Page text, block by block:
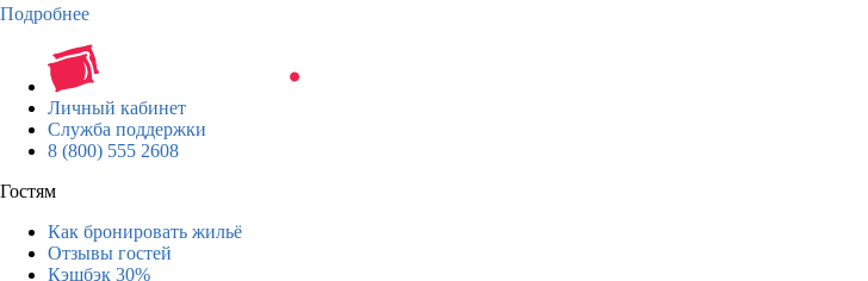
Подробнее
Личный кабинет
Служба поддержки
8 (800) 555 2608
Гостям
Как бронировать жильё
Отзывы гостей
Кэшбэк 30%